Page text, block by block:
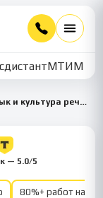
МТИММУ
Русский язык и культура речи 1 семестр
— 5.0/5
80%+ работ на